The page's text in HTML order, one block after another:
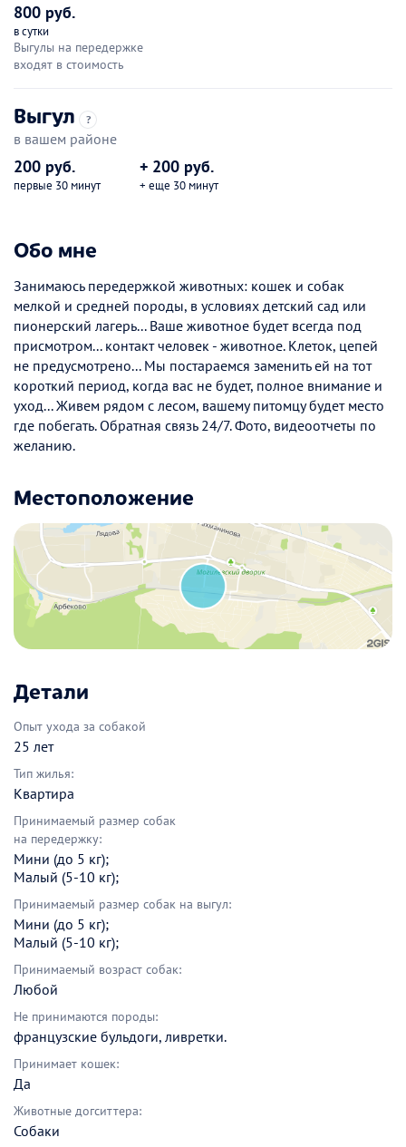
800 руб.
в сутки
Выгулы на передержке
входят в стоимость
Выгул ?
в вашем районе
200 руб.
первые 30 минут
+ 200 руб.
+ еще 30 минут
Обо мне
Занимаюсь передержкой животных: кошек и собак
мелкой и средней породы, в условиях детский сад или
пионерский лагерь... Ваше животное будет всегда под
присмотром... контакт человек - животное. Клеток, цепей
не предусмотрено... Мы постараемся заменить ей на тот
короткий период, когда вас не будет, полное внимание и
уход... Живем рядом с лесом, вашему питомцу будет место
где побегать. Обратная связь 24/7. Фото, видеоотчеты по
желанию.
Местоположение
Детали
Опыт ухода за собакой
25 лет
Тип жилья:
Квартира
Принимаемый размер собак
на передержку:
Мини (до 5 кг);
Малый (5-10 кг);
Принимаемый размер собак на выгул:
Мини (до 5 кг);
Малый (5-10 кг);
Принимаемый возраст собак:
Любой
Не принимаются породы:
французские бульдоги, ливретки.
Принимает кошек:
Да
Животные догситтера:
Собаки